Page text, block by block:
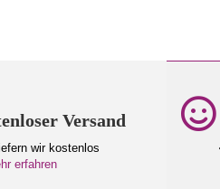
Versand
wir kostenlos
erfahren